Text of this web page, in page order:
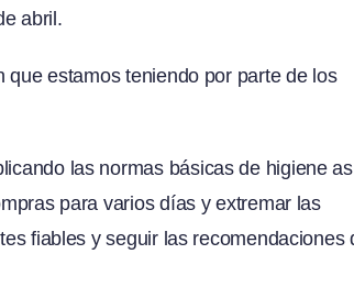
abril.
estamos teniendo por parte de los
las normas básicas de higiene
para varios días y extremar las
fiables y seguir las recomendaciones